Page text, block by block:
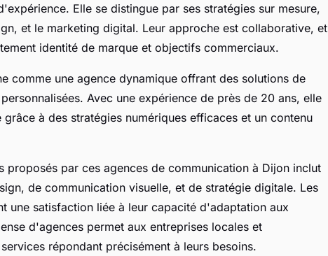
Elle se distingue par ses stratégies sur mesure,
et le marketing digital. Leur approche est collaborative, et
identité de marque et objectifs commerciaux.
comme une agence dynamique offrant des solutions de
Avec une expérience de près de 20 ans, elle
à des stratégies numériques efficaces et un contenu
proposés par ces agences de communication à Dijon inclut
de communication visuelle, et de stratégie digitale. Les
une satisfaction liée à leur capacité d'adaptation aux
d'agences permet aux entreprises locales et
répondant précisément à leurs besoins.